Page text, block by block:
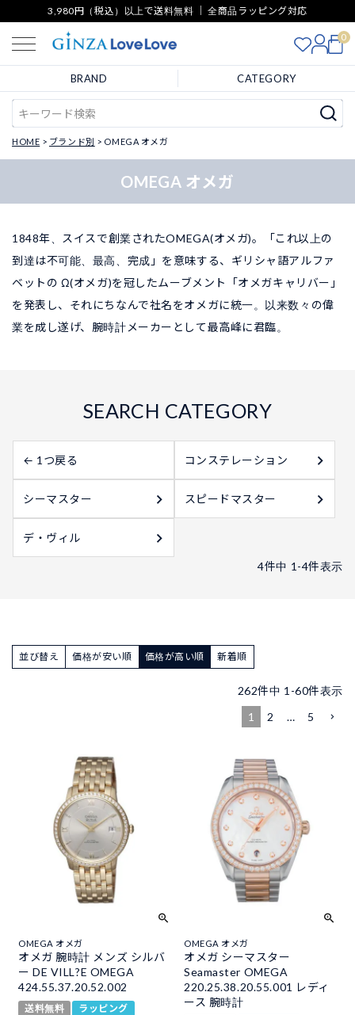
3,980円（税込）以上で送料無料 ｜ 全商品ラッピング対応
0
BRAND CATEGORY
HOME ブランド別 OMEGA オメガ
OMEGA オメガ
1848年、スイスで創業されたOMEGA(オメガ)。「これ以上の
到達は不可能、最高、完成」を意味する、ギリシャ語アルファ
ベットの Ω(オメガ)を冠したムーブメント「オメガキャリバー」
を発表し、それにちなんで社名をオメガに統一。以来数々の偉
業を成し遂げ、腕時計メーカーとして最高峰に君臨。
← 1つ戻る コンステレーション
シーマスター スピードマスター
デ・ヴィル
4件中 1 -4件表示
並び替え 価格が安い順 価格が高い順 新着順
262件中 1 -60件表示
1
2 … 5
OMEGA オメガ
オメガ 腕時計 メンズ シルバ
ー DE VILL?E OMEGA
424.55.37.20.52.002
送料無料
ラッピング
OMEGA オメガ
オメガ シーマスター
Seamaster OMEGA
220.25.38.20.55.001 レディ
ース 腕時計